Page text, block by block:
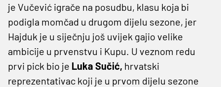
je Vučević igrače na posudbu, klasu koja bi
podigla momčad u drugom dijelu sezone, jer
Hajduk je u siječnju još uvijek gajio velike
ambicije u prvenstvu i Kupu. U veznom redu
prvi pick bio je Luka Sučić, hrvatski
reprezentativac koji je u prvom dijelu sezone